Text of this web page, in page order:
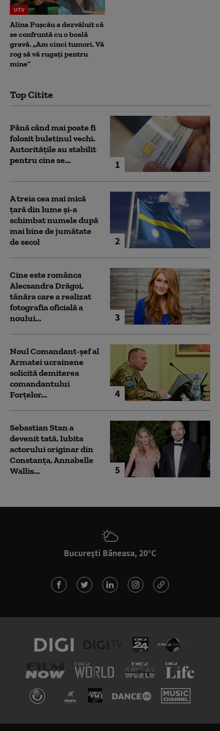
UTV
Alina Pușcău a dezvăluit că
se confruntă cu o boală
gravă. „Am cinci tumori. Vă
rog să vă rugați pentru
mine”
Top Citite
1
Până când mai poate fi
folosit buletinul vechi.
Autoritățile au stabilit
pentru cine se...
2
A treia cea mai mică
țară din lume și-a
schimbat numele după
mai bine de jumătate
de secol
3
Cine este românca
Alecsandra Drăgoi,
tânăra care a realizat
fotografia oficială a
noului...
4
Noul Comandant-șef al
Armatei ucrainene
solicită demiterea
comandantului
Forțelor...
5
Sebastian Stan a
devenit tată. Iubita
actorului originar din
Constanța, Annabelle
Wallis...
București Băneasa, 20°C